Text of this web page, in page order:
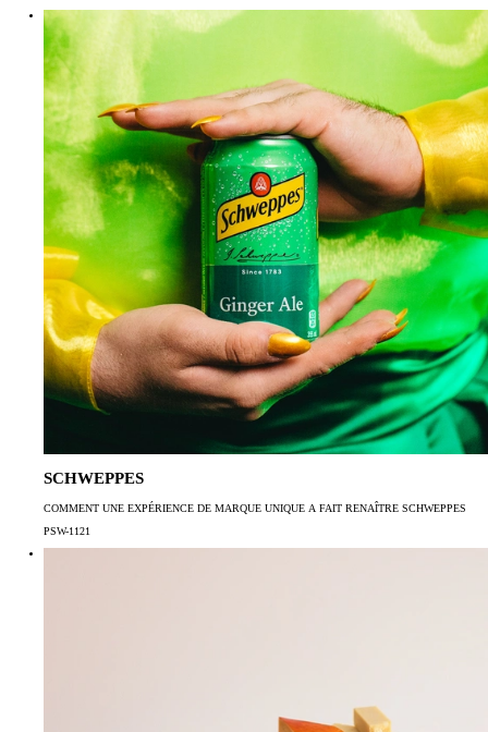
SCHWEPPES
COMMENT UNE EXPÉRIENCE DE MARQUE UNIQUE A FAIT RENAÎTRE SCHWEPPES
PSW-1121